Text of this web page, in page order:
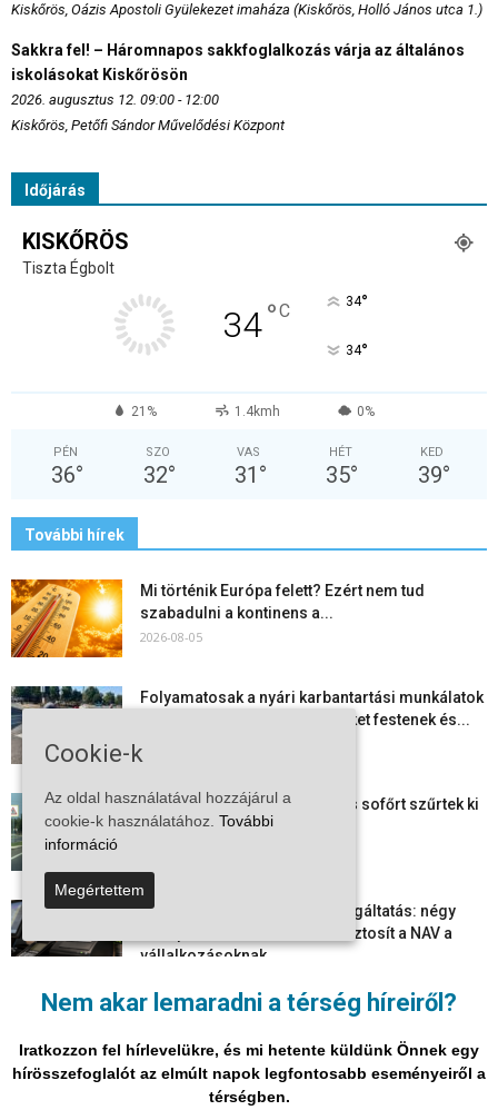
Nem akar lemaradni a térség híreiről?
Iratkozzon fel hírlevelükre, és mi hetente küldünk Önnek egy
hírösszefoglalót az elmúlt napok legfontosabb eseményeiről a
térségben.
Kiskőrös, Oázis Apostoli Gyülekezet imaháza (Kiskőrös, Holló János utca 1.)
Sakkra fel! – Háromnapos sakkfoglalkozás várja az általános
iskolásokat Kiskőrösön
2026. augusztus 12. 09:00 - 12:00
Kiskőrös, Petőfi Sándor Művelődési Központ
Időjárás
KISKŐRÖS
Tiszta Égbolt
34°C 34°
34°
21% 1.4kmh 0%
PÉN
36°
SZO
32°
VAS
31 °
HÉT
35°
KED
39°
További hírek
Mi történik Európa felett? Ezért nem tud
szabadulni a kontinens a...
2026-08-05
Folyamatosak a nyári karbantartási munkálatok
Kiskőrösön – útburkolati jeleket festenek és...
Több száz gyorshajtót és ittas sofőrt szűrtek ki
Bács-Kiskun útjain –...
Elektronikus nyugtaadat-szolgáltatás: négy
hónapos átállási időszakot biztosít a NAV a
vállalkozásoknak
vannak a legfontosabb dátumok
2026-08-03
Cookie-k
Az oldal használatával hozzájárul a
cookie-k használatához. További
információ
Megértettem